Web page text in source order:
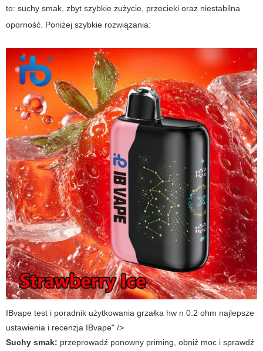
to: suchy smak, zbyt szybkie zużycie, przecieki oraz niestabilna
oporność. Poniżej szybkie rozwiązania:
IBvape test i poradnik użytkowania grzałka hw n 0.2 ohm najlepsze
ustawienia i recenzja IBvape" />
Suchy smak: przeprowadź ponowny priming, obniż moc i sprawdź